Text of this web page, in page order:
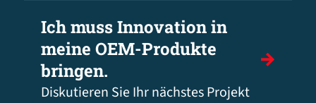
Ich muss Innovation in
meine OEM-Produkte
bringen.
Diskutieren Sie Ihr nächstes Projekt